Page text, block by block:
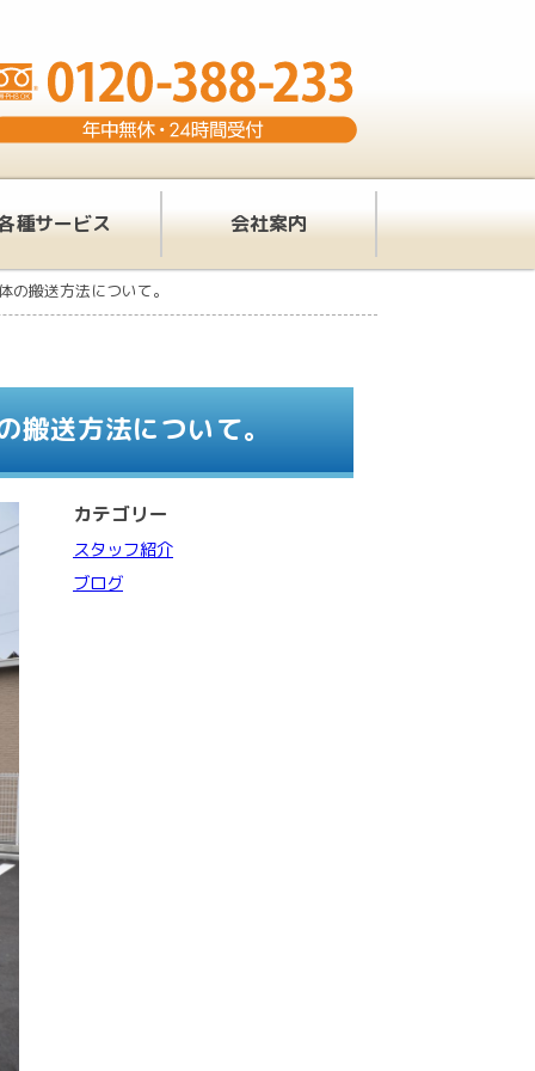
種サービス 会社案内
搬送方法について。
送方法について。
カテゴリー
スタッフ紹介
ブログ